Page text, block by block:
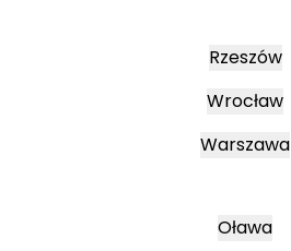
Rzeszów
Wrocław
Warszawa
Oława